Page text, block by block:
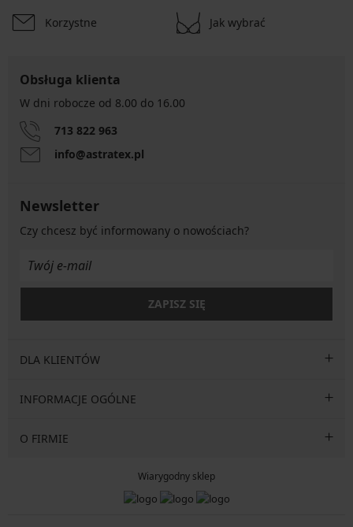
Korzystne Jak wybrać
Obsługa klienta
W dni robocze od 8.00 do 16.00
713 822 963
info@astratex.pl
Newsletter
Czy chcesz być informowany o nowościach?
ZAPISZ SIĘ
DLA KLIENTÓW
INFORMACJE OGÓLNE
O FIRMIE
Wiarygodny sklep